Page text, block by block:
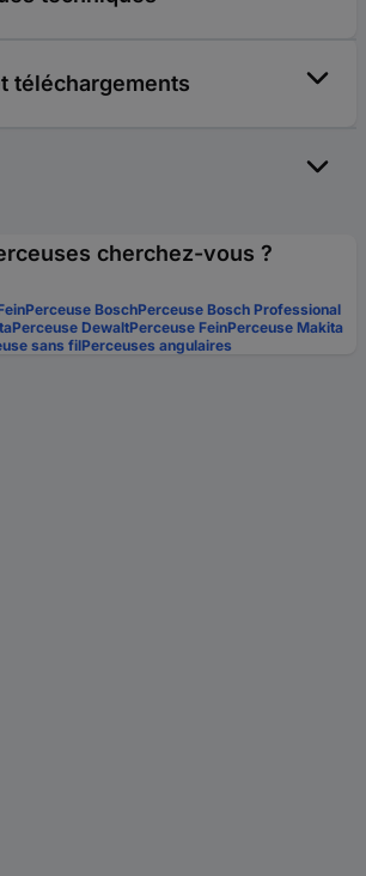
téléchargements
cherchez-vous ?
Perceuse BoschPerceuse Bosch Professional
Perceuse DewaltPerceuse FeinPerceuse Makita
sans filPerceuses angulaires